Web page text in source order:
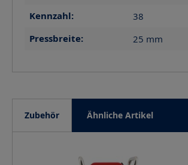
Kennzahl: 38
Pressbreite: 25 mm
Zubehör Ähnliche Artikel
Produktgalerie überspringen